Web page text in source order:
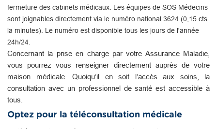
fermeture des cabinets médicaux. Les équipes de SOS Médecins
sont joignables directement via le numéro national 3624 (0,15 cts
la minutes). Le numéro est disponible tous les jours de l'année
24h/24.
Concernant la prise en charge par votre Assurance Maladie,
vous pourrez vous renseigner directement auprès de votre
maison médicale. Quoiqu’il en soit l’accès aux soins, la
consultation avec un professionnel de santé est accessible à
tous.
Optez pour la téléconsultation médicale